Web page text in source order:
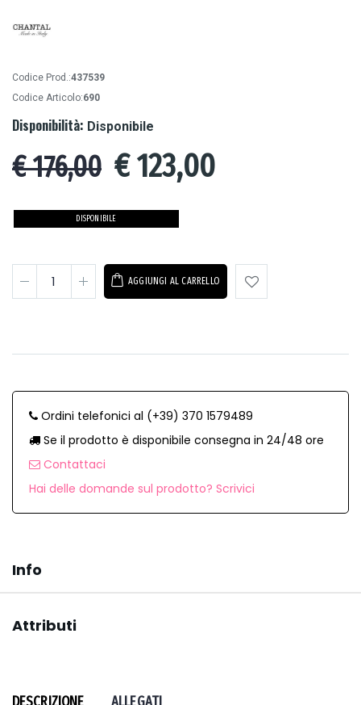
Codice Prod.:437539
Codice Articolo:690
Disponibilità: Disponibile
€ 176,00 €123,00
DISPONIBILE
AGGIUNGI AL CARRELLO
Ordini telefonici al (+39) 370 1579489
Se il prodotto è disponibile consegna in 24/48 ore
Contattaci
Hai delle domande sul prodotto? Scrivici
Info
Attributi